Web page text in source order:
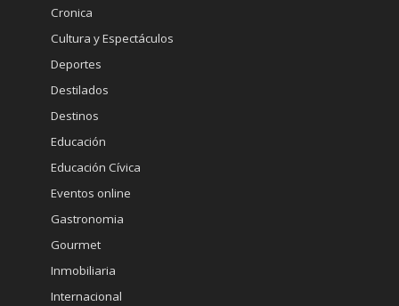
Cronica
Cultura y Espectáculos
Deportes
Destilados
Destinos
Educación
Educación Cívica
Eventos online
Gastronomia
Gourmet
Inmobiliaria
Internacional